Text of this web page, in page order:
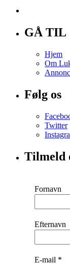
GÅ TIL
Hjem
Om
Følg os
Twitter
Tilmeld
Fornavn
Efternavn
E-mail *